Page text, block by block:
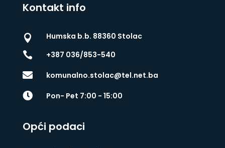
Kontakt info

Humska b.b. 88360 Stolac

+387 036/853-540
 komunalno.stolac@tel.net.ba
 Pon- Pet 7:00 - 15:00
Opći podaci